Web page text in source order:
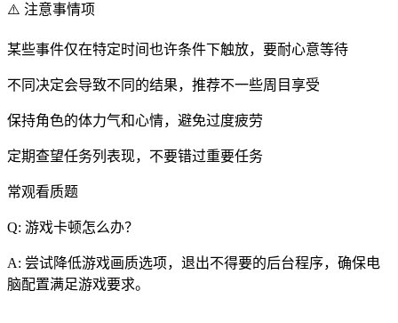
⚠️ 注意事情项
某些事件仅在特定时间也许条件下触放，要耐心意等待
不同决定会导致不同的结果，推荐不一些周目享受
保持角色的体力气和心情，避免过度疲劳
定期查望任务列表现，不要错过重要任务
常观看质题
Q: 游戏卡顿怎么办？
A: 尝试降低游戏画质选项，退出不得要的后台程序，确保电
脑配置满足游戏要求。